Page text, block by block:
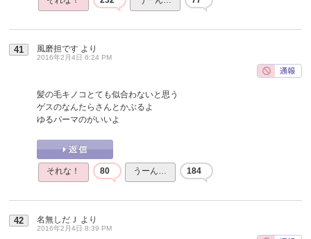
41 風磨担です より
2016年2月4日 6:24 PM
髪の毛キノコとても似合わないと思う
ゲスのなんたらさんとかぶるよ
ゆるパーマのがいいよ
それな！ 80 うーん… 184
42 名無しだＪ より
2016年2月4日 8:39 PM